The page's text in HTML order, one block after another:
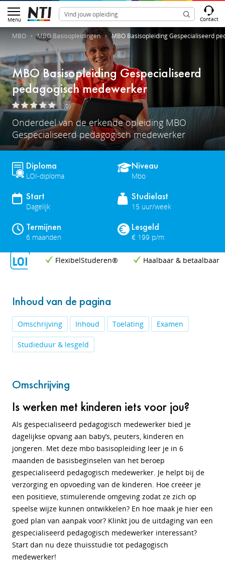
Menu Contact
MBO MBO Basisopleidingen MBO Basisopleiding Gespecialiseerd
MBO Basisopleiding Gespecialiseerd
pedagogisch medewerker
(0)
Onderdeel van de erkende opleiding MBO
Gespecialiseerd pedagogisch medewerker
Diploma
LOI-diploma
Niveau
Mbo
Start
Dagelijk
Studielast
15 uur/week
Termijnen
6 maanden
Lesgeld
€ 199 p/m
FlexibelStuderen® Haalbaar & betaalbaar
Inhoud van de pagina
Omschrijving Inhoud Toelating Examen
Studieduur & lesgeld
Omschrijving
Is werken met kinderen iets voor jou?
Als gespecialiseerd pedagogisch medewerker bied je
dagelijkse opvang aan baby’s, peuters, kinderen en
jongeren. Met deze mbo basisopleiding leer je in 6
maanden de basisbeginselen van het beroep
gespecialiseerd pedagogisch medewerker. Je helpt bij de
verzorging en opvoeding van de kinderen. Hoe creëer je
een positieve, stimulerende omgeving zodat ze zich op
speelse wijze kunnen ontwikkelen? En hoe maak je hier een
goed plan van aanpak voor? Klinkt jou de uitdaging van een
gespecialiseerd pedagogisch medewerker interessant?
Start dan nu deze thuisstudie tot pedagogisch
medewerker!